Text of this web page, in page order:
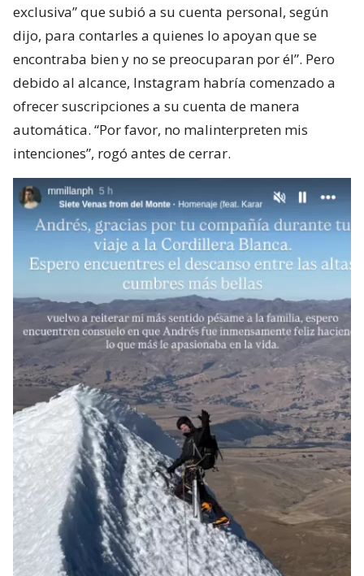
exclusiva” que subió a su cuenta personal, según
dijo, para contarles a quienes lo apoyan que se
encontraba bien y no se preocuparan por él”. Pero
debido al alcance, Instagram habría comenzado a
ofrecer suscripciones a su cuenta de manera
automática. “Por favor, no malinterpreten mis
intenciones”, rogó antes de cerrar.